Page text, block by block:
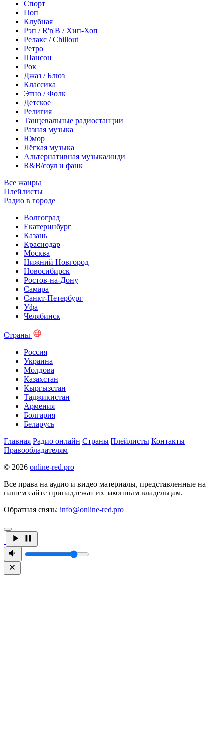
Спорт
Поп
Клубная
Рэп / R'n'B / Хип-Хоп
Релакс / Chillout
Ретро
Шансон
Рок
Джаз / Блюз
Классика
Этно / Фолк
Детское
Религия
Танцевальные радиостанции
Разная музыка
Юмор
Лёгкая музыка
Альтернативная музыка/инди
R&B/cоул и фанк
Все жанры
Плейлисты
Радио в городе
Волгоград
Екатеринбург
Казань
Краснодар
Москва
Нижний Новгород
Новосибирск
Ростов-на-Дону
Самара
Санкт-Петербург
Уфа
Челябинск
Страны
Россия
Украина
Молдова
Казахстан
Кыргызстан
Таджикистан
Армения
Болгария
Беларусь
Главная Радио онлайн Страны Плейлисты Контакты
Правообладателям
© 2026 online-red.pro
Все права на аудио и видео материалы, представленные на
нашем сайте принадлежат их законным владельцам.
Обратная связь: info@online-red.pro